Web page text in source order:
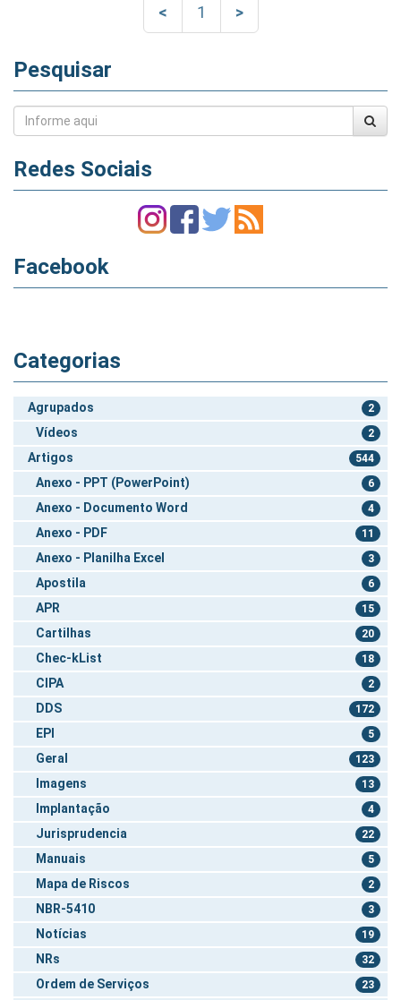
< 1 >
Pesquisar
Redes Sociais
Facebook
Categorias
Agrupados 2
Vídeos 2
Artigos 544
Anexo - PPT (PowerPoint) 6
Anexo - Documento Word 4
Anexo - PDF 11
Anexo - Planilha Excel 3
Apostila 6
APR 15
Cartilhas 20
Chec-kList 18
CIPA 2
DDS 172
EPI 5
Geral 123
Imagens 13
Implantação 4
Jurisprudencia 22
Manuais 5
Mapa de Riscos 2
NBR-5410 3
Notícias 19
NRs 32
Ordem de Serviços 23